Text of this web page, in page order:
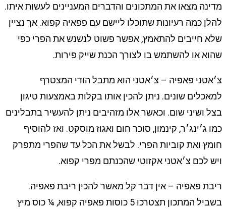
מדינה מצאו את המתכונים והדברים המעניינים לעשות איתו.
להלן כמה רעיונות שתוכלו ליישם עם פפאיה קפוא. אך נציין
שלא חייבים להתאמץ, אפשר פשוט לנשנש את הפרי כפי
שהוא או להשתמש בו לצורך הכנת שייק פירות.
צ׳אטני פאפיה – צ׳אטני הוא מתבל הודי המצטרף
למאכלים שונים. ניתן להכין אותו בקלות באמצעות טיגון
בצל ושיני שום. וכאשר אלו מזהיבים ניתן להעשיר בתבלינים
כמו ג׳ינג׳ר, קינמון, סוכר חום ואגוז מוסקט. ואז להוסיף
חומץ ואת קוביות הפרי. לבשל את הכל עד שהפרי מתפרק
ויש לכם צ׳אטני אקזוטי שהכנתם מפרי קפוא.
ריבת פאפיה – אין דבר קל מאשר להכין ריבת פאפיה.
בשביל המתכון תצטרכו 5 כוסות פאפיה קפוא, ¼ כוס מיץ